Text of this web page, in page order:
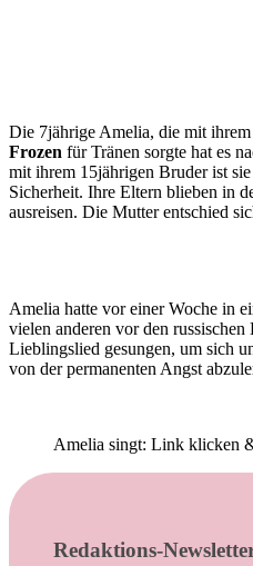
Die 7jährige Amelia, die mit
Frozen für Tränen sorgte hat es
mit ihrem 15jährigen Bruder ist
Sicherheit. Ihre Eltern blieben in
ausreisen. Die Mutter entschied
Amelia hatte vor einer Woche in
vielen anderen vor den
Lieblingslied gesungen, um sich
von der permanenten Angst
Amelia singt: Link klicken
Redaktions-